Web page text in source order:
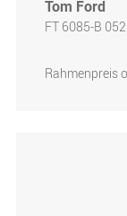
Tom Ford
FT 6085-B 052
Rahmenpreis